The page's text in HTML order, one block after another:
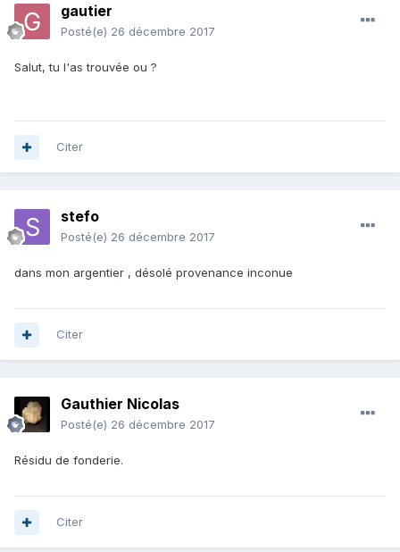
gautier
Posté(e) 26 décembre 2017
Salut, tu l'as trouvée ou ?
Citer
stefo
Posté(e) 26 décembre 2017
dans mon argentier , désolé provenance inconue
Citer
Gauthier Nicolas
Posté(e) 26 décembre 2017
Résidu de fonderie.
Citer